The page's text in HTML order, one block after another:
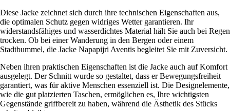
Diese Jacke zeichnet sich durch ihre technischen Eigenschaften aus,
die optimalen Schutz gegen widriges Wetter garantieren. Ihr
widerstandsfähiges und wasserdichtes Material hält Sie auch bei Regen
trocken. Ob bei einer Wanderung in den Bergen oder einem
Stadtbummel, die Jacke Napapijri Aventis begleitet Sie mit Zuversicht.
Neben ihren praktischen Eigenschaften ist die Jacke auch auf Komfort
ausgelegt. Der Schnitt wurde so gestaltet, dass er Bewegungsfreiheit
garantiert, was für aktive Menschen essenziell ist. Die Designelemente,
wie die gut platzierten Taschen, ermöglichen es, Ihre wichtigsten
Gegenstände griffbereit zu haben, während die Ästhetik des Stücks